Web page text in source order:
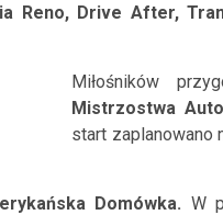
Reno, Drive After,
Miłośników
Mistrzostwa
start zaplanowano
Domówka. W